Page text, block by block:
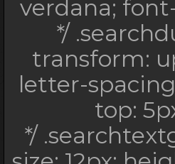
verdana;
*/
transform:
letter-
top:
*/